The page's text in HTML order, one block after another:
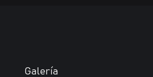
Galería